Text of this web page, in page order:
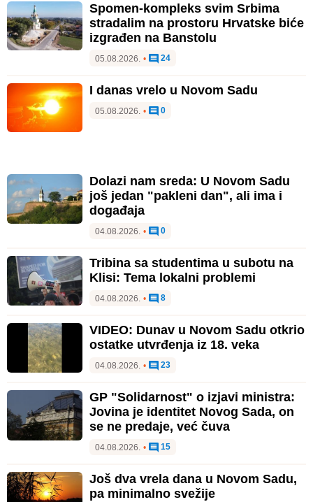
Spomen-kompleks svim Srbima
stradalim na prostoru Hrvatske biće
izgrađen na Banstolu
05.08.2026. • 24
I danas vrelo u Novom Sadu
05.08.2026. • 0
Dolazi nam sreda: U Novom Sadu
još jedan "pakleni dan", ali ima i
događaja
04.08.2026. • 0
Tribina sa studentima u subotu na
Klisi: Tema lokalni problemi
04.08.2026. • 8
VIDEO: Dunav u Novom Sadu otkrio
ostatke utvrđenja iz 18. veka
04.08.2026. • 23
GP "Solidarnost" o izjavi ministra:
Jovina je identitet Novog Sada, on
se ne predaje, već čuva
04.08.2026. • 15
Još dva vrela dana u Novom Sadu,
pa minimalno svežije